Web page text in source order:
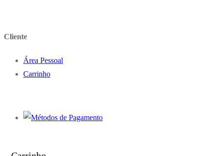
Cliente
Área Pessoal
Carrinho